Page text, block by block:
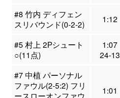
#8 竹内 ディフェン
スリバウンド(0-2-2)
1:12
#5 村上 2Pシュート
○(11点)
1:07
24-13
#7 中植 パーソナル
ファウル(2-5:2) フリ
ースローオンファウ
1:01